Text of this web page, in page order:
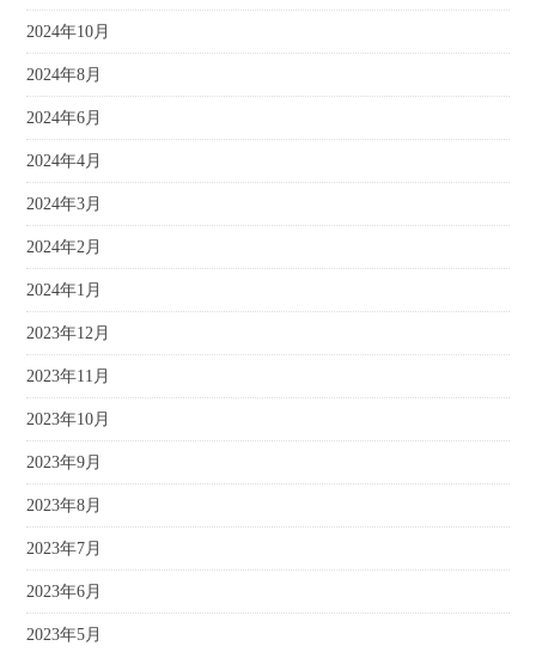
2024年10月
2024年8月
2024年6月
2024年4月
2024年3月
2024年2月
2024年1月
2023年12月
2023年11月
2023年10月
2023年9月
2023年8月
2023年7月
2023年6月
2023年5月